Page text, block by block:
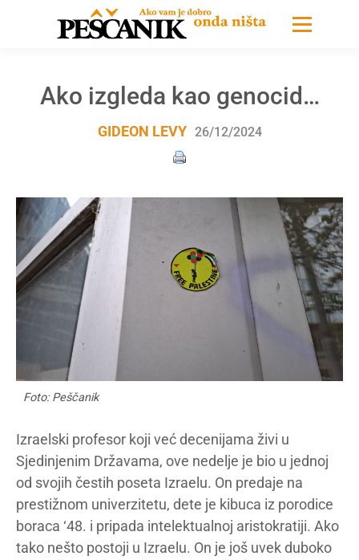
Ako izgleda kao genocid…
GIDEON LEVY 26/12/2024
Foto: Peščanik
Izraelski profesor koji već decenijama živi u
Sjedinjenim Državama, ove nedelje je bio u jednoj
od svojih čestih poseta Izraelu. On predaje na
prestižnom univerzitetu, dete je kibuca iz porodice
boraca ‘48. i pripada intelektualnoj aristokratiji. Ako
tako nešto postoji u Izraelu. On je još uvek duboko